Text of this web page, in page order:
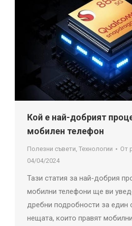
Кой е най-добрият
мобилен телефон
Полезни съвети Технологии От
04/04/2024
Тази статия за най-добрия
мобилни телефони ще ви
дребни подробности за един
нещата, които правят